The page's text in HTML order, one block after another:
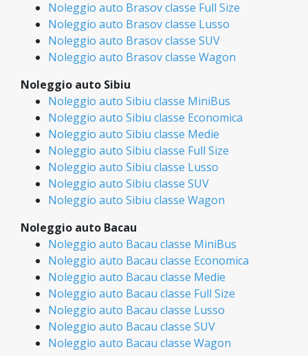
Noleggio auto Brasov classe Full Size
Noleggio auto Brasov classe Lusso
Noleggio auto Brasov classe SUV
Noleggio auto Brasov classe Wagon
Noleggio auto Sibiu
Noleggio auto Sibiu classe MiniBus
Noleggio auto Sibiu classe Economica
Noleggio auto Sibiu classe Medie
Noleggio auto Sibiu classe Full Size
Noleggio auto Sibiu classe Lusso
Noleggio auto Sibiu classe SUV
Noleggio auto Sibiu classe Wagon
Noleggio auto Bacau
Noleggio auto Bacau classe MiniBus
Noleggio auto Bacau classe Economica
Noleggio auto Bacau classe Medie
Noleggio auto Bacau classe Full Size
Noleggio auto Bacau classe Lusso
Noleggio auto Bacau classe SUV
Noleggio auto Bacau classe Wagon